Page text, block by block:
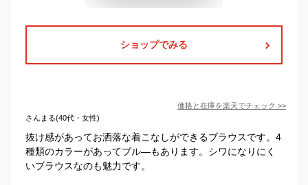
ショップでみる
価格と在庫を楽天でチェック >>
さんまる(40代・女性)
抜け感があってお洒落な着こなしができるブラウスです。4
種類のカラーがあってブル―もあります。シワになりにく
いブラウスなのも魅力です。